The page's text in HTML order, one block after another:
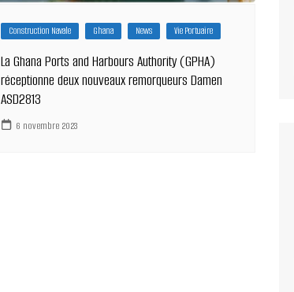
Construction Navale Ghana News Vie Portuaire
La Ghana Ports and Harbours Authority (GPHA)
réceptionne deux nouveaux remorqueurs Damen
ASD2813
6 novembre 2023